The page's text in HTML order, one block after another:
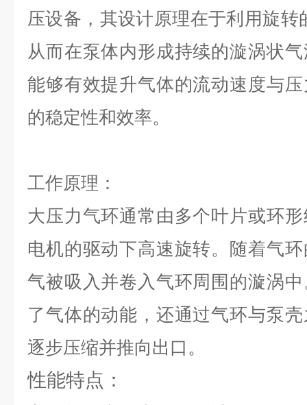
压设备，其设计原理在于利用旋
从而在泵体内形成持续的漩涡状
能够有效提升气体的流动速度与
的稳定性和效率。
工作原理：
大压力气环通常由多个叶片或环
电机的驱动下高速旋转。随着气
气被吸入并卷入气环周围的漩涡
了气体的动能，还通过气环与泵
逐步压缩并推向出口。
性能特点：